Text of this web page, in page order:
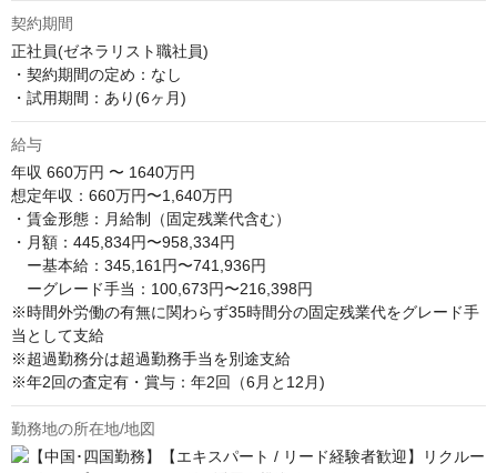
契約期間
正社員(ゼネラリスト職社員)
・契約期間の定め：なし
・試用期間：あり(6ヶ月)
給与
年収 660万円 〜 1640万円
想定年収：660万円〜1,640万円
・賃金形態：月給制（固定残業代含む）
・月額：445,834円〜958,334円
ー基本給：345,161円〜741,936円
ーグレード手当：100,673円〜216,398円
※時間外労働の有無に関わらず35時間分の固定残業代をグレード手
当として支給
※超過勤務分は超過勤務手当を別途支給
※年2回の査定有・賞与：年2回（6月と12月)
勤務地の所在地/地図